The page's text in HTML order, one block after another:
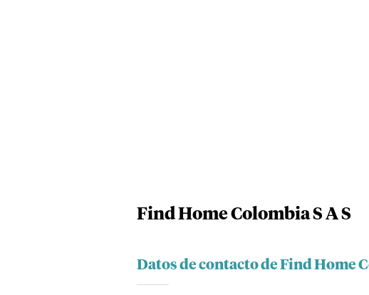
Find Home Colombia S A S
Datos de contacto de Find Home